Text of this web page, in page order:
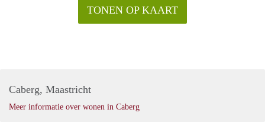
TONEN OP KAART
Caberg, Maastricht
Meer informatie over wonen in Caberg